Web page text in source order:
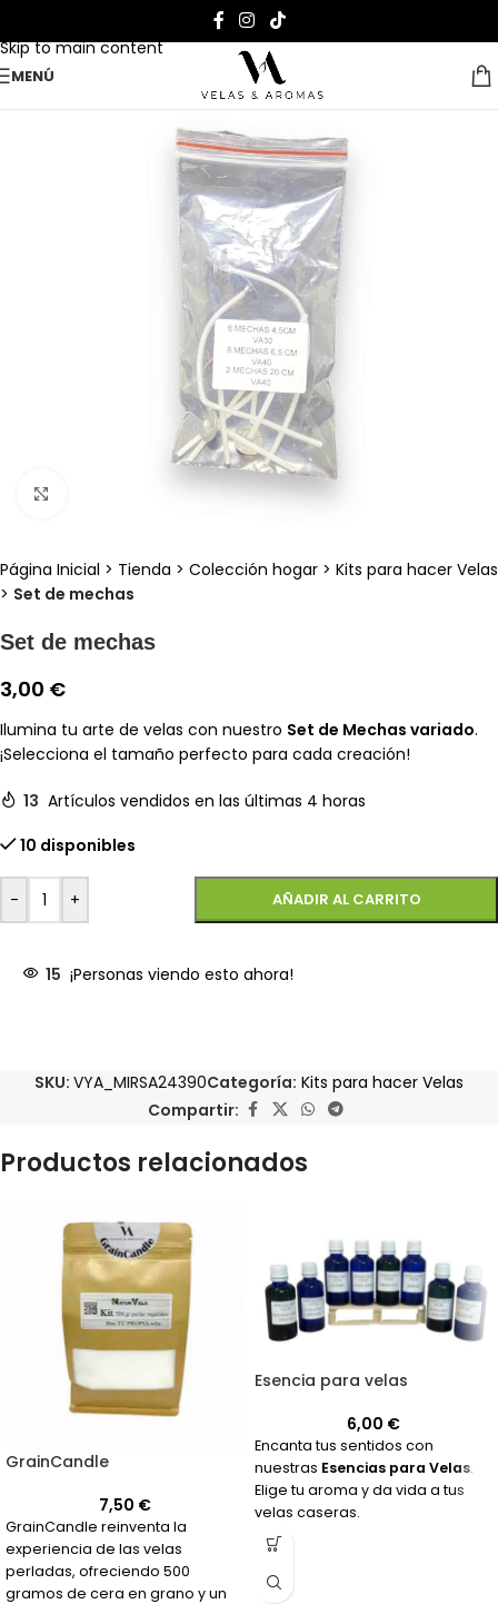
Skip to main content
MENÚ
Página Inicial > Tienda > Colección hogar > Kits para hacer Velas
> Set de mechas
Set de mechas
3,00 €
Ilumina tu arte de velas con nuestro Set de Mechas variado.
¡Selecciona el tamaño perfecto para cada creación!
13 Artículos vendidos en las últimas 4 horas
10 disponibles
- + AÑADIR AL CARRITO
15 ¡Personas viendo esto ahora!
SKU: VYA_MIRSA24390Categoría: Kits para hacer Velas
Compartir:
Productos relacionados
GrainCandle
7,50 €
GrainCandle reinventa la
experiencia de las velas
perladas, ofreciendo 500
gramos de cera en grano y un
Esencia para velas
6,00 €
Encanta tus sentidos con
nuestras Esencias para Velas.
Elige tu aroma y da vida a tus
velas caseras.